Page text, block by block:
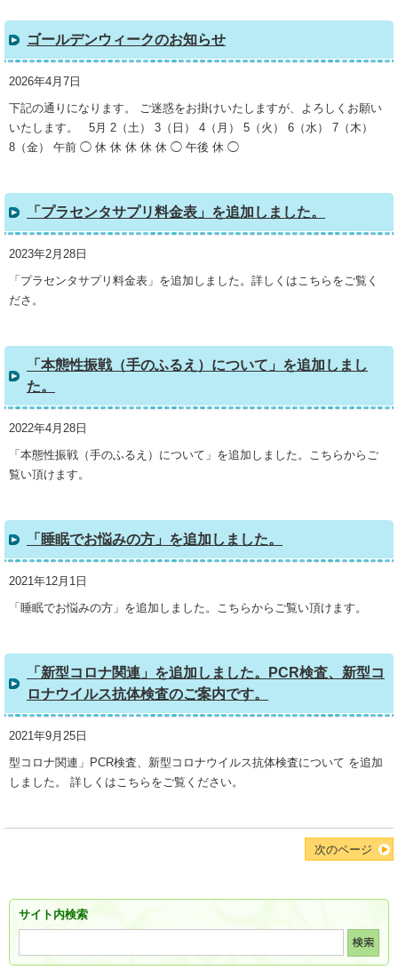
ゴールデンウィークのお知らせ
2026年4月7日
下記の通りになります。 ご迷惑をお掛けいたしますが、よろしくお願い
いたします。 5月 2（土） 3（日） 4（月） 5（火） 6（水） 7（木）
8（金） 午前 ◯ 休 休 休 休 休 ◯ 午後 休 ◯
「プラセンタサプリ料金表」を追加しました。
2023年2月28日
「プラセンタサプリ料金表」を追加しました。詳しくはこちらをご覧く
ださ。
「本態性振戦（手のふるえ）について」を追加しまし
た。
2022年4月28日
「本態性振戦（手のふるえ）について」を追加しました。こちらからご
覧い頂けます。
「睡眠でお悩みの方」を追加しました。
2021年12月1日
「睡眠でお悩みの方」を追加しました。こちらからご覧い頂けます。
「新型コロナ関連」を追加しました。PCR検査、新型コ
ロナウイルス抗体検査のご案内です。
2021年9月25日
型コロナ関連」PCR検査、新型コロナウイルス抗体検査について を追加
しました。 詳しくはこちらをご覧ください。
次のページ
サイト内検索